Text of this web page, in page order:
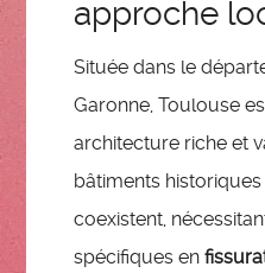
approche
Située dans le
Garonne, Toulouse
architecture riche et
bâtiments
coexistent,
spécifiques en